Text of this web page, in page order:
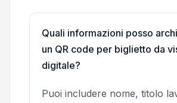
Quali informazioni posso
un QR code per biglietto da
digitale?
Puoi includere nome, titolo